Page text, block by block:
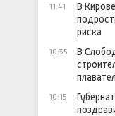
11:41
В
риска
10:35
В
10:15